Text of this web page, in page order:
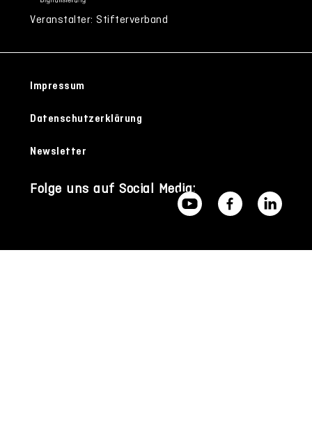
Veranstalter: Stifterverband
Impressum
Datenschutzerklärung
Newsletter
Folge uns auf Social Media: